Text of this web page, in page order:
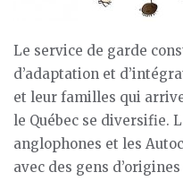
Le service de garde
d’adaptation et
et leur familles qui
le Québec se diversifie.
anglophones et les
avec des gens